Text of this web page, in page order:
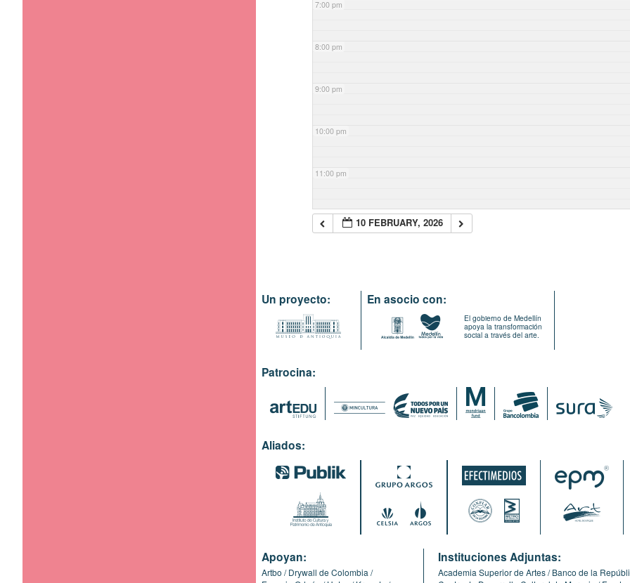
7:00 pm
8:00 pm
9:00 pm
10:00 pm
11:00 pm
10 FEBRUARY, 2026
Un proyecto: En asocio con:
El gobierno de Medellín
apoya la transformación
social a través del arte.
Patrocina:
Aliados:
Apoyan:
Artbo
Drywall de Colombia
Instituciones Adjuntas:
Academia Superior de Artes Banco de la